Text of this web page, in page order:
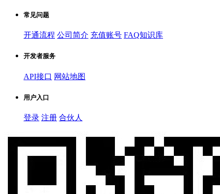
常见问题
开通流程 公司简介 充值账号 FAQ知识库
开发者服务
API接口 网站地图
用户入口
登录 注册 合伙人